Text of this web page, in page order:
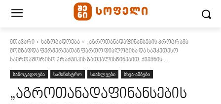
მთავარი საზოგადოება
„აგროთანადაფინანსების პროგრამა
მომზადდა ფერმერებთან ფართო დიალოგისა და საუკეთესო
საერთაშორისო პრაქტიკის გათვალისწინებით, ქვეყნის...
საზოგადოება სამინისტრო სიახლეები სხვა-ამბები
„აგროთანადაფინანსების